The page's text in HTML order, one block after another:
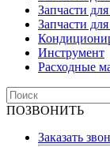
Запчасти
Запчасти
Инструмент
Расходные
ПОЗВОНИТЬ
Заказать